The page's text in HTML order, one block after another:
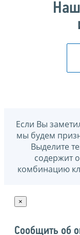
Если Вы
мы будем
Выделите
содержит
комбинацию
×
Сообщить об